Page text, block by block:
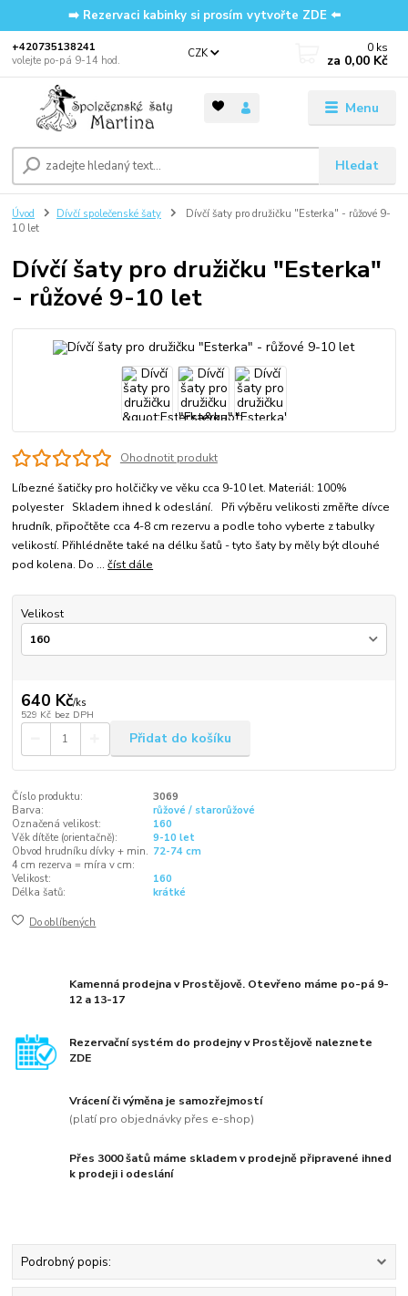
➡️ Rezervaci kabinky si prosím vytvořte ZDE ⬅️
Menu
CZK
Hledat
‭+420735138241
volejte po-pá 9-14 hod.
0 ks
za 0,00 Kč
Úvod Dívčí společenské šaty
Dívčí šaty pro družičku "Esterka" - růžové 9-
10 let
Dívčí šaty pro družičku "Esterka"
- růžové 9-10 let
Ohodnotit produkt
Líbezné šatičky pro holčičky ve věku cca 9-10 let. Materiál: 100%
polyester Skladem ihned k odeslání. Při výběru velikosti změřte dívce
hrudník, připočtěte cca 4-8 cm rezervu a podle toho vyberte z tabulky
velikostí. Přihlédněte také na délku šatů - tyto šaty by měly být dlouhé
pod kolena. Do ...číst dále
Velikost
640 Kč/ks
529 Kč bez DPH
Přidat do košíku
Číslo produktu:
3069
Barva:
růžové / starorůžové
Označená velikost:
160
Věk dítěte (orientačně):
9-10 let
Obvod hrudníku dívky + min.
4 cm rezerva = míra v cm:
72-74 cm
Velikost:
160
Délka šatů:
krátké
Do oblíbených
Kamenná prodejna v Prostějově. Otevřeno máme po-pá 9-
12 a 13-17
Rezervační systém do prodejny v Prostějově naleznete
ZDE
Vrácení či výměna je samozřejmostí
(platí pro objednávky přes e-shop)
Přes 3000 šatů máme skladem v prodejně připravené ihned
k prodeji i odeslání
Podrobný popis: